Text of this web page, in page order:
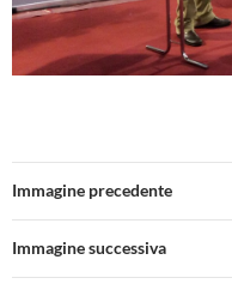
Immagine precedente
Immagine successiva